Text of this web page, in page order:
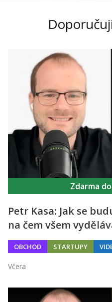
Zdarma
Petr Kasa: Jak se
na čem všem
OBCHOD STARTUPY
Včera